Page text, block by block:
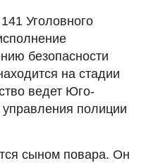
Уголовного
безопасности
на стадии
ведет Юго-
полиции
сыном повара. Он